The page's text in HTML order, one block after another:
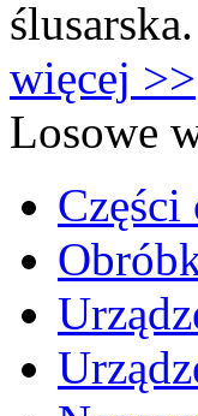
więcej >>
Losowe
Części